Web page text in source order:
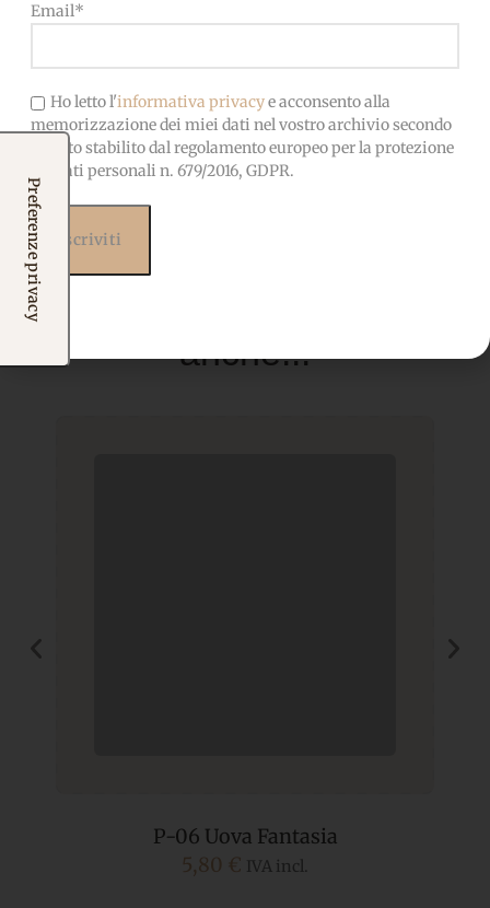
anche...
P-06 Uova Fantasia
5,80 € IVA incl.
Email*
Ho letto l'informativa privacye acconsento alla
memorizzazione dei miei dati nel vostro archivio secondo
quanto stabilito dal regolamento europeo per la protezione
dei dati personali n. 679/2016, GDPR.